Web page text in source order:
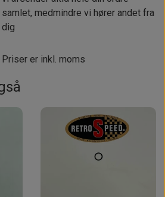
samlet, medmindre vi hører andet fra
dig
Priser er inkl. moms